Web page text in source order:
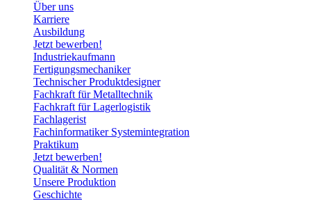
Über uns
Karriere
Ausbildung
Jetzt bewerben!
Industriekaufmann
Fertigungsmechaniker
Technischer Produktdesigner
Fachkraft für Metalltechnik
Fachkraft für Lagerlogistik
Fachlagerist
Fachinformatiker Systemintegration
Praktikum
Jetzt bewerben!
Qualität & Normen
Unsere Produktion
Geschichte